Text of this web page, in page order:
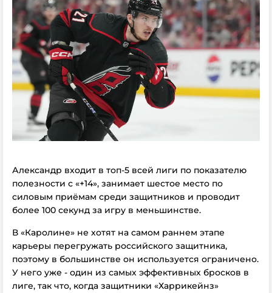
Александр входит в топ-5 всей лиги по показателю
полезности с «+14», занимает шестое место по
силовым приёмам среди защитников и проводит
более 100 секунд за игру в меньшинстве.
В «Каролине» не хотят на самом раннем этапе
карьеры перегружать российского защитника,
поэтому в большинстве он используется ограничено.
У него уже - один из самых эффективных бросков в
лиге, так что, когда защитники «Харрикейнз»